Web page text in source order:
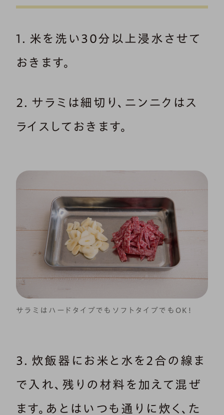
1．米を洗い30分以上浸水させて
おきます。
2．サラミは細切り、ニンニクはス
ライスしておきます。
サラミはハードタイプでもソフトタイプでもOK！
3．炊飯器にお米と水を2合の線ま
で入れ、残りの材料を加えて混ぜ
ます。あとはいつも通りに炊く、た